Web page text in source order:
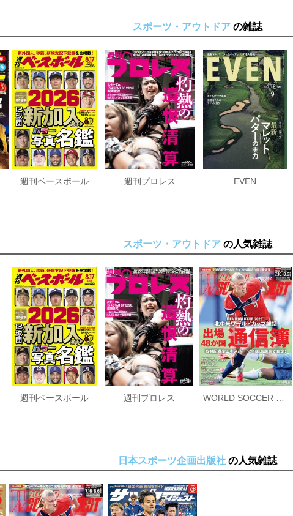
スポーツ・アウトドア の雑誌
週刊ベースボール 週刊プロレス EVEN
スポーツ・アウトドア の人気雑誌
週刊ベースボール 週刊プロレス WORLD SOCCER DIGEST
日本スポーツ企画出版社 の人気雑誌